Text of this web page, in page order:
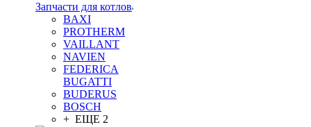
Запчасти для котлов
BAXI
PROTHERM
VAILLANT
NAVIEN
FEDERICA
BUGATTI
BUDERUS
BOSCH
+ ЕЩЕ 2